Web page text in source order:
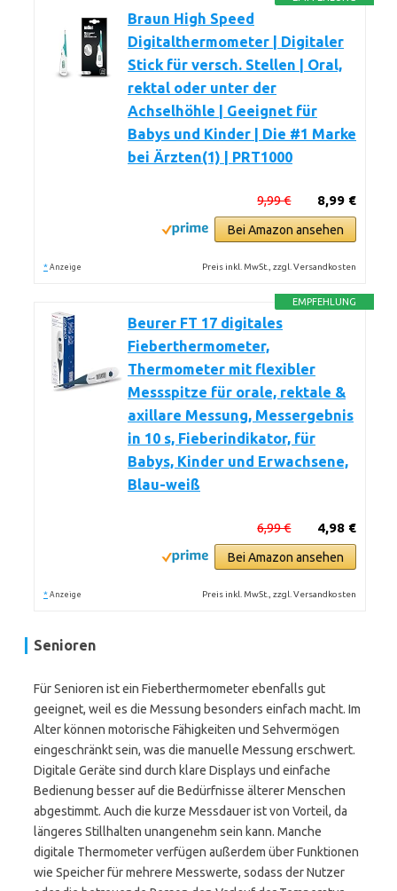
Braun High Speed
Digitalthermometer | Digitaler
Stick für versch. Stellen | Oral,
rektal oder unter der
Achselhöhle | Geeignet für
Babys und Kinder | Die #1 Marke
bei Ärzten(1) | PRT1000
8,99 €
9,99 €
Bei Amazon ansehen
* Anzeige Preis inkl. MwSt., zzgl. Versandkosten
EMPFEHLUNG
Beurer FT 17 digitales
Fieberthermometer,
Thermometer mit flexibler
Messspitze für orale, rektale &
axillare Messung, Messergebnis
in 10 s, Fieberindikator, für
Babys, Kinder und Erwachsene,
Blau-weiß
4,98 €
6,99 €
Bei Amazon ansehen
* Anzeige Preis inkl. MwSt., zzgl. Versandkosten
Senioren
Für Senioren ist ein Fieberthermometer ebenfalls gut
geeignet, weil es die Messung besonders einfach macht. Im
Alter können motorische Fähigkeiten und Sehvermögen
eingeschränkt sein, was die manuelle Messung erschwert.
Digitale Geräte sind durch klare Displays und einfache
Bedienung besser auf die Bedürfnisse älterer Menschen
abgestimmt. Auch die kurze Messdauer ist von Vorteil, da
längeres Stillhalten unangenehm sein kann. Manche
digitale Thermometer verfügen außerdem über Funktionen
wie Speicher für mehrere Messwerte, sodass der Nutzer